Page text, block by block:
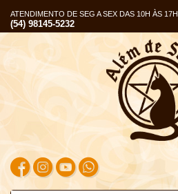
ATENDIMENTO DE SEG A SEX DAS 10H ÀS 17H
(54) 98145-5232